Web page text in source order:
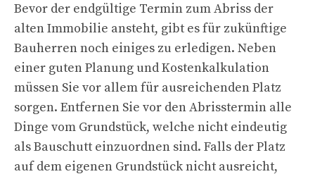
Bevor der endgültige Termin zum Abriss der
alten Immobilie ansteht, gibt es für zukünftige
Bauherren noch einiges zu erledigen. Neben
einer guten Planung und Kostenkalkulation
müssen Sie vor allem für ausreichenden Platz
sorgen. Entfernen Sie vor den Abrisstermin alle
Dinge vom Grundstück, welche nicht eindeutig
als Bauschutt einzuordnen sind. Falls der Platz
auf dem eigenen Grundstück nicht ausreicht,